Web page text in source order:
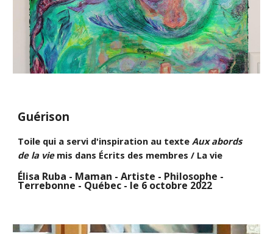
Guérison
Toile qui a servi d'inspiration au texteAux abords
de la viemis dans Écrits des membres / La vie
Élisa Ruba - Maman - Artiste - Philosophe -
Terrebonne - Québec - le 6 octobre 2022